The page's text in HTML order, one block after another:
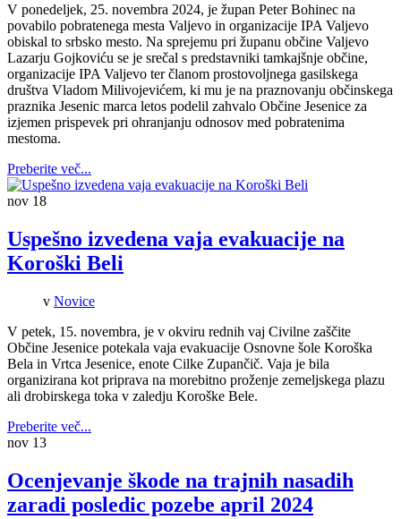
V ponedeljek, 25. novembra 2024, je župan Peter Bohinec na
povabilo pobratenega mesta Valjevo in organizacije IPA Valjevo
obiskal to srbsko mesto. Na sprejemu pri županu občine Valjevo
Lazarju Gojkoviću se je srečal s predstavniki tamkajšnje občine,
organizacije IPA Valjevo ter članom prostovoljnega gasilskega
društva Vladom Milivojevićem, ki mu je na praznovanju občinskega
praznika Jesenic marca letos podelil zahvalo Občine Jesenice za
izjemen prispevek pri ohranjanju odnosov med pobratenima
mestoma.
Preberite več...
nov 18
Uspešno izvedena vaja evakuacije na
Koroški Beli
v Novice
V petek, 15. novembra, je v okviru rednih vaj Civilne zaščite
Občine Jesenice potekala vaja evakuacije Osnovne šole Koroška
Bela in Vrtca Jesenice, enote Cilke Zupančič. Vaja je bila
organizirana kot priprava na morebitno proženje zemeljskega plazu
ali drobirskega toka v zaledju Koroške Bele.
Preberite več...
nov 13
Ocenjevanje škode na trajnih nasadih
zaradi posledic pozebe april 2024